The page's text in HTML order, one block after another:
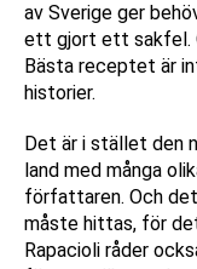
av Sverige ger
ett gjort ett sakfel.
Bästa receptet är
historier.
Det är i stället den
land med många
författaren. Och
måste hittas, för
Rapacioli råder